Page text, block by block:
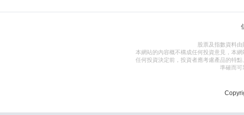
股票及指數資料
本網站的內容概不構成任何投資意見，本
任何投資決定前，投資者應考慮產品的特
準確而可